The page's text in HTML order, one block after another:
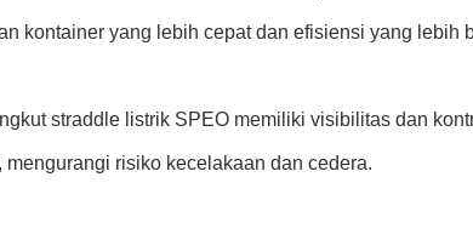
kontainer yang lebih cepat dan efisiensi yang lebih
straddle listrik SPEO memiliki visibilitas dan
risiko kecelakaan dan cedera.